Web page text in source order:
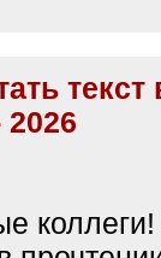
текст
2026
коллеги!